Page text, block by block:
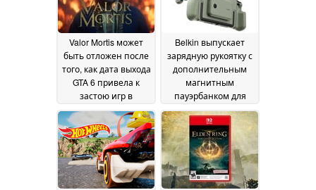
June 2026
Valor Mortis может
быть отложен после
того, как дата выхода
GTA 6 привела к
застою игр в
сентябре11 June 2026
Belkin выпускает
зарядную рукоятку с
дополнительным
магнитным
пауэрбанком для
Nintendo Switch 206
June 2026